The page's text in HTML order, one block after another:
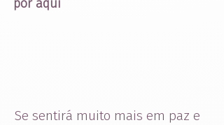
por aqui
Se sentirá muito mais em paz e